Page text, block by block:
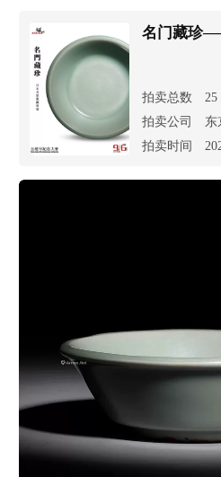
名门藏珍
拍卖总数
25
拍卖公司
东
拍卖时间